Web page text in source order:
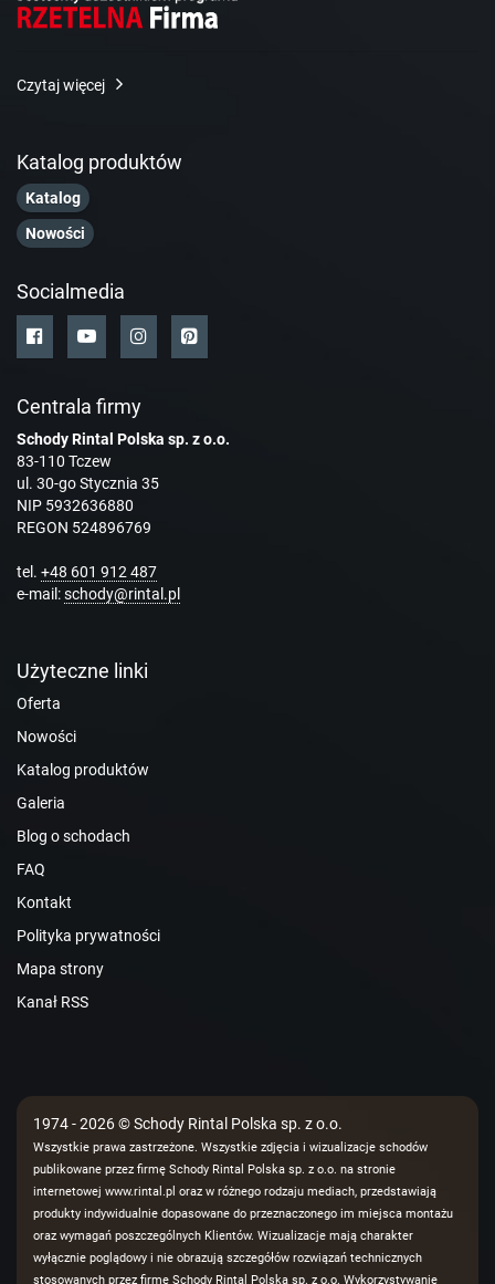
Czytaj więcej
Katalog produktów
Katalog
Nowości
Socialmedia
Centrala firmy
Schody Rintal Polska sp. z o.o.
83-110 Tczew
ul. 30-go Stycznia 35
NIP 5932636880
REGON 524896769
tel. +48 601 912 487
e-mail:schody@rintal.pl
Użyteczne linki
Oferta
Nowości
Katalog produktów
Galeria
Blog o schodach
FAQ
Kontakt
Polityka prywatności
Mapa strony
Kanał RSS
1974 - 2026 © Schody Rintal Polska sp. z o.o.
Wszystkie prawa zastrzeżone. Wszystkie zdjęcia i wizualizacje schodów
publikowane przez firmę Schody Rintal Polska sp. z o.o. na stronie
internetowej www.rintal.pl oraz w różnego rodzaju mediach, przedstawiają
produkty indywidualnie dopasowane do przeznaczonego im miejsca montażu
oraz wymagań poszczególnych Klientów. Wizualizacje mają charakter
wyłącznie poglądowy i nie obrazują szczegółów rozwiązań technicznych
stosowanych przez firmę Schody Rintal Polska sp. z o.o. Wykorzystywanie